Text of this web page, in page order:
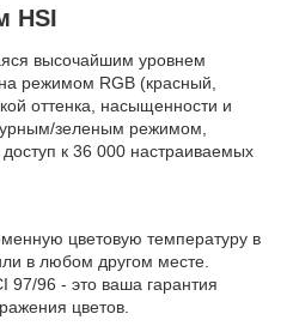
HSI
высочайшим уровнем
режимом RGB (красный,
оттенка, насыщенности и
зеленым режимом,
к 36 000 настраиваемых
цветовую температуру в
в любом другом месте.
97/96 - это ваша гарантия
цветов.